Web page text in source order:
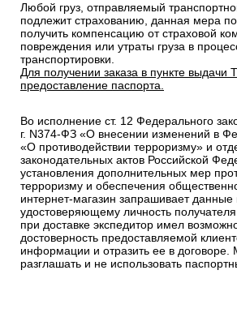
Любой груз, отправляемый
подлежит страхованию, данная мера
получить компенсацию от страховой
повреждения или утраты груза в
транспортировки.
Для получении заказа в пункте выдачи
предоставление паспорта.
Во исполнение ст. 12 Федерального
г. N374-ФЗ «О внесении изменений в
«О противодействии терроризму» и
законодательных актов Российской
установления дополнительных мер
терроризму и обеспечения
интернет-магазин запрашивает данные
удостоверяющему личность
при доставке экспедитор имел
достоверность предоставляемой
информации и отразить ее в
разглашать и не использовать